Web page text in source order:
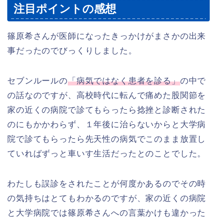
注目ポイントの感想
篠原希さんが医師になったきっかけがまさかの出来
事だったのでびっくりしました。
セブンルールの「病気ではなく患者を診る」の中で
の話なのですが、高校時代に転んで痛めた股関節を
家の近くの病院で診てもらったら捻挫と診断された
のにもかかわらず、１年後に治らないからと大学病
院で診てもらったら先天性の病気でこのまま放置し
ていればずっと車いす生活だったとのことでした。
わたしも誤診をされたことが何度かあるのでその時
の気持ちはとてもわかるのですが、家の近くの病院
と大学病院では篠原希さんへの言葉かけも違かった